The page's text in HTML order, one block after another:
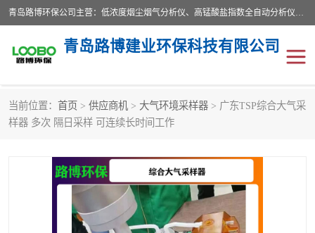
青岛路博环保公司主营：低浓度烟尘烟气分析仪、高锰酸盐指数全自动分析仪、便携式超声波明渠流量计、便携式水质采样器、恒温恒湿称重系统、手持式油烟检测仪等;是一家集环保科研、设计、生产、维护、销售和系统集成为一体的综合性高科技企业。路博人秉承"科学技术是第一生产力的重要理念，倡导环境友好型的生产、生活和消费方式。
青岛路博建业环保科技有限公司
当前位置： 首页 > 供应商机 > 大气环境采样器 > 广东TSP综合大气采
样器 多次 隔日采样 可连续长时间工作
生物安全柜 气体检测仪
水质检测仪 手持式油烟检测仪
恒温恒湿称重系统 二恶英采集器
实验室仪器 LB-8110降水降尘采样器